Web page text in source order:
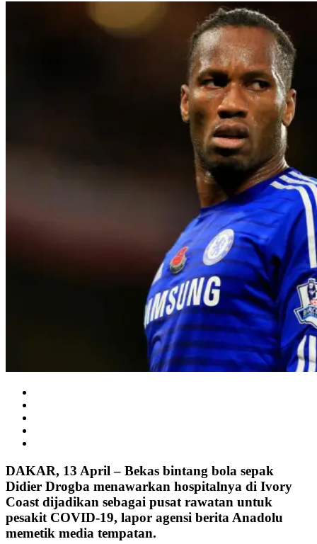
DAKAR, 13 April – Bekas bintang bola sepak
Didier Drogba menawarkan hospitalnya di Ivory
Coast dijadikan sebagai pusat rawatan untuk
pesakit COVID-19, lapor agensi berita Anadolu
memetik media tempatan.